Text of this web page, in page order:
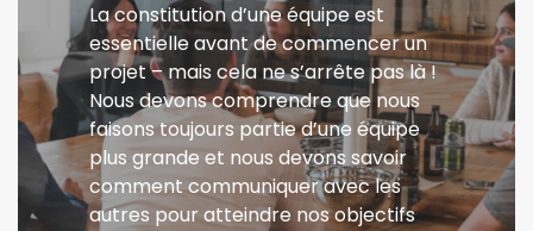
La constitution d’une équipe est
essentielle avant de commencer un
projet – mais cela ne s’arrête pas là !
Nous devons comprendre que nous
faisons toujours partie d’une équipe
plus grande et nous devons savoir
comment communiquer avec les
autres pour atteindre nos objectifs